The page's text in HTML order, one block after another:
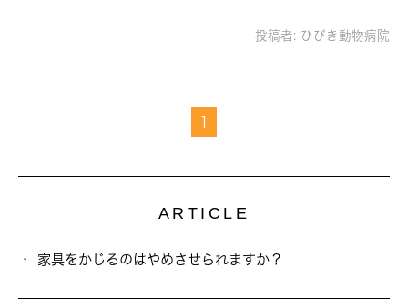
投稿者: ひびき動物病院
1
ARTICLE
家具をかじるのはやめさせられますか？